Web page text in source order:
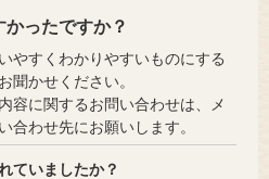
ったですか？
やすくわかりやすいものにする
聞かせください。
容に関するお問い合わせは、メ
合わせ先にお願いします。
ていましたか？